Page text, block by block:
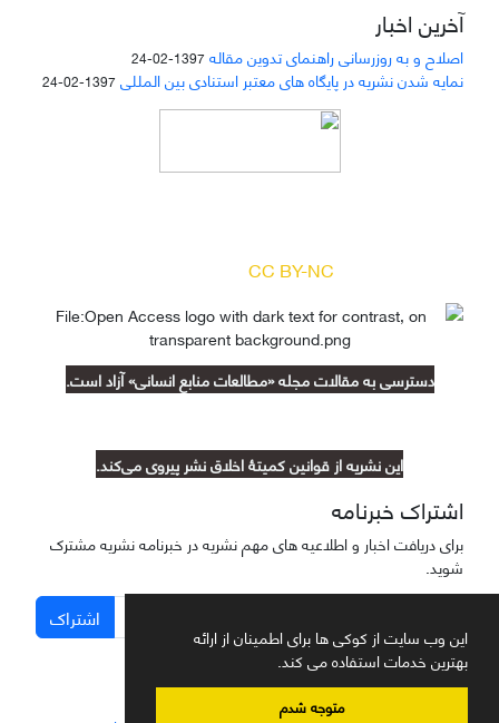
این وب سایت از کوکی ها برای اطمینان از ارائه
بهترین خدمات استفاده می کند.
متوجه شدم
آخرین اخبار
اصلاح و به روزرسانی راهنمای تدوین مقاله 1397-02-24
نمایه شدن نشریه در پایگاه های معتبر استنادی بین المللی 1397-02-24
CC BY-NC
دسترسی به مقالات مجله «مطالعات منابع انسانی» آزاد است.
این نشریه از قوانین کمیتۀ اخلاق نشر پیروی می‌کند.
اشتراک خبرنامه
برای دریافت اخبار و اطلاعیه های مهم نشریه در خبرنامه نشریه مشترک
شوید.
اشتراک